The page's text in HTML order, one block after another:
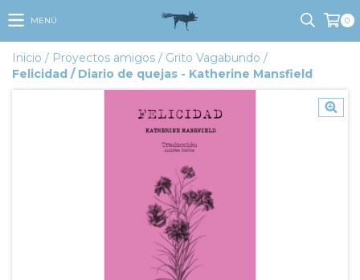
MENÚ 0
Inicio / Proyectos amigos / Grito Vagabundo /
Felicidad / Diario de quejas - Katherine Mansfield